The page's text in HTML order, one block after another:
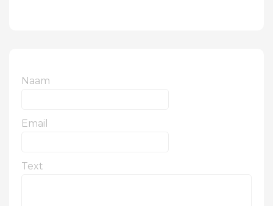
Naam
Email
Text